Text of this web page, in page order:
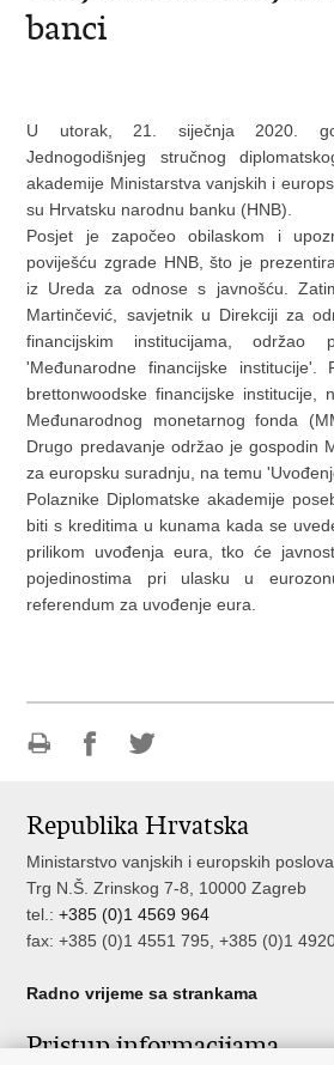
banci
U utorak, 21. siječnja 2020.
Jednogodišnjeg stručnog
akademije Ministarstva vanjskih i
su Hrvatsku narodnu banku (HNB).
Posjet je započeo obilaskom i
poviješću zgrade HNB, što je
iz Ureda za odnose s javnošću.
Martinčević, savjetnik u Direkciji za
financijskim institucijama, održao
'Međunarodne financijske institucije'.
brettonwoodske financijske institucije,
Međunarodnog monetarnog fonda
Drugo predavanje održao je gospodin
za europsku suradnju, na temu
Polaznike Diplomatske akademije
biti s kreditima u kunama kada se
prilikom uvođenja eura, tko će
pojedinostima pri ulasku u
referendum za uvođenje eura.
Facebooku
Twitteru
Republika Hrvatska
Ministarstvo vanjskih i europskih poslova
Trg N.Š. Zrinskog 7-8, 10000 Zagreb
tel.:+385 (0)1 4569 964
fax: +385 (0)1 4551 795, +385 (0)1
Radno vrijeme sa strankama
Pristup informacijama